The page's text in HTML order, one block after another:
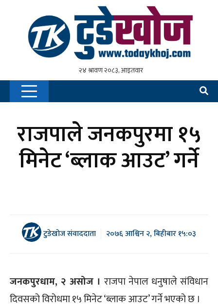
राजपाले जनकपुरमा १५
मिनेट ‘ब्लाक आउट’ गर्ने
टुडेखोज संवाददाता २०७६ आश्विन २, बिहीबार १५:०३
जनकपुरधाम, २ असोज । राजपा नेपाल धनुषाले संविधान
दिवसको विरोधमा १५ मिनेट ‘ब्लाक आउट’ गर्ने भएको छ ।